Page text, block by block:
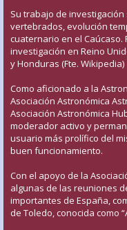
Su trabajo de
vertebrados, evolución
cuaternario en el
investigación en Reino
y Honduras (Fte. Wikipedia)
Como aficionado a la
Asociación Astronómica
Asociación Astronómica
moderador activo y
usuario más prolífico del
buen funcionamiento.
Con el apoyo de la
algunas de las reuniones
importantes de España,
de Toledo, conocida como